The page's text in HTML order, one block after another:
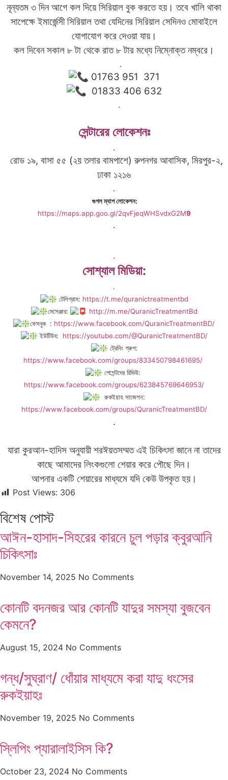
নূন্যতম ৩ দিন আগে কল দিয়ে সিরিয়াল বুক করতে হয়। তবে খালি থাকা
সাপেক্ষে ইমার্জেন্সী সিরিয়াল তথা যেদিনের সিরিয়াল সেদিনও মোবাইলে
যোগাযোগ করে দেওয়া যায়।
কল দিবেন সকাল ৮ টা থেকে রাত ৮ টার মধ্যে নিম্নোক্ত নম্বরে।
.
01763 951 371
01833 406 632
.
সেন্টারের লোকেশনঃ
.
রোড ১৯, বাসা ৫৫ (২য় তলার বামপাশে) রুপনগর আবাসিক, মিরপুর-২,
ঢাকা ১২১৬
.
গুগল ম্যাপ লোকেশন:
https://maps.app.goo.gl/2qvFjeqWHSvdxG2M9
.
.
সোশ্যাল মিডিয়া:
.
টেলিগ্রাম: https://t.me/quranictreatmentbd
মেসেঞ্জার:
http://m.me/QuranicTreatmentBd
ফেসবুক : https://www.facebook.com/QuranicTreatmentBD/
ইউটিউব: https://youtube.com/@QuranicTreatmentBD/
ট্রেনিং গ্রুপ:
https://www.facebook.com/groups/833450798461695/
পেশেন্টদের রিভিউ:
https://www.facebook.com/groups/623845769646953/
রুকইয়াহ সাজেশন:
https://www.facebook.com/groups/QuranicTreatmentBD/
.
যারা কুরআন-হাদিস অনুযায়ী শরঈয়তসম্মত এই চিকিৎসা জানে না তাদের
কাছে আমাদের লিংকগুলো শেয়ার করে পৌছে দিন।
আপনার একটি শেয়ারের মাধ্যমে যদি কেউ উপকৃত হয়।
Post Views: 306
বিশেষ পোস্ট
আঈন-হাসাদ-সিহরের কারনে চুল পড়ার ক্বুরআনি
চিকিৎসাঃ
November 14, 2025 No Comments
কোনটি বদনজর আর কোনটি যাদুর সমস্যা বুজবেন
কেমনে?
August 15, 2024 No Comments
গন্ধ/সুঘ্রাণ/ ধোঁয়ার মাধ্যমে করা যাদু ধংসের
রুকইয়াহঃ
November 19, 2025 No Comments
স্লিপিং প্যারালাইসিস কি?
October 23, 2024 No Comments